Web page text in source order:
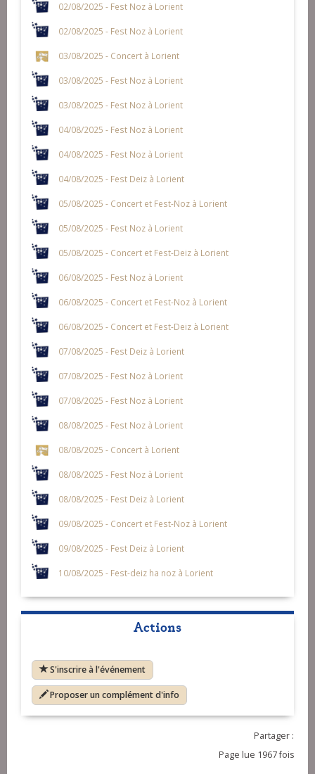
02/08/2025 - Fest Noz à Lorient
02/08/2025 - Fest Noz à Lorient
03/08/2025 - Concert à Lorient
03/08/2025 - Fest Noz à Lorient
03/08/2025 - Fest Noz à Lorient
04/08/2025 - Fest Noz à Lorient
04/08/2025 - Fest Noz à Lorient
04/08/2025 - Fest Deiz à Lorient
05/08/2025 - Concert et Fest-Noz à Lorient
05/08/2025 - Fest Noz à Lorient
05/08/2025 - Concert et Fest-Deiz à Lorient
06/08/2025 - Fest Noz à Lorient
06/08/2025 - Concert et Fest-Noz à Lorient
06/08/2025 - Concert et Fest-Deiz à Lorient
07/08/2025 - Fest Deiz à Lorient
07/08/2025 - Fest Noz à Lorient
07/08/2025 - Fest Noz à Lorient
08/08/2025 - Fest Noz à Lorient
08/08/2025 - Concert à Lorient
08/08/2025 - Fest Noz à Lorient
08/08/2025 - Fest Deiz à Lorient
09/08/2025 - Concert et Fest-Noz à Lorient
09/08/2025 - Fest Deiz à Lorient
10/08/2025 - Fest-deiz ha noz à Lorient
Actions
S'inscrire à l'événement
Proposer un complément d'info
Partager :
Page lue 1967 fois